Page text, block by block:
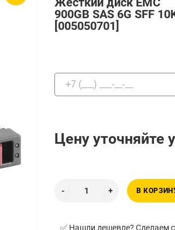
900GB SAS 6G SFF
[005050701]
Цену уточняйте
В
✅ Нашли дешевле? Сделаем